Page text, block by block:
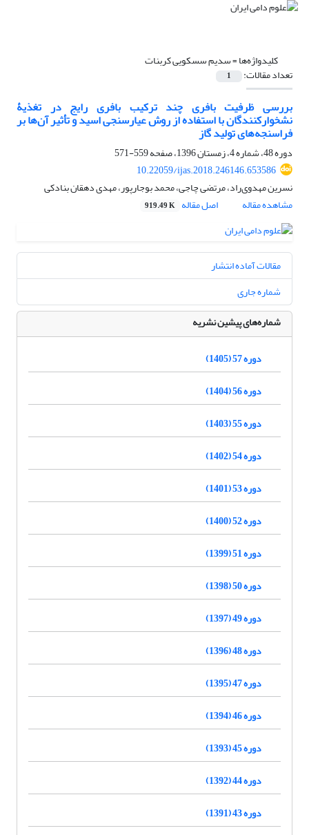
کلیدواژه‌ها =سدیم سسکویی کربنات
تعداد مقالات: 1
بررسی ظرفیت بافری چند ترکیب بافری رایج در تغذیۀ
نشخوارکنندگان با استفاده از روش عیارسنجی اسید و تأثیر آن‌ها بر
فراسنجه‌های تولید گاز
دوره 48، شماره 4، زمستان 1396، صفحه
559-571
10.22059/ijas.2018.246146.653586
نسرین مهدوی‌راد، مرتضی چاجی، محمد بوجارپور، مهدی دهقان بنادکی
مشاهده مقاله
اصل مقاله 919.49 K
مقالات آماده انتشار
شماره جاری
شماره‌های پیشین نشریه
دوره 57 (1405)
دوره 56 (1404)
دوره 55 (1403)
دوره 54 (1402)
دوره 53 (1401)
دوره 52 (1400)
دوره 51 (1399)
دوره 50 (1398)
دوره 49 (1397)
دوره 48 (1396)
دوره 47 (1395)
دوره 46 (1394)
دوره 45 (1393)
دوره 44 (1392)
دوره 43 (1391)